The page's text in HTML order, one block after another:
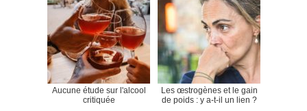
Aucune étude sur l'alcool
critiquée
Les œstrogènes et le gain
de poids : y a-t-il un lien ?